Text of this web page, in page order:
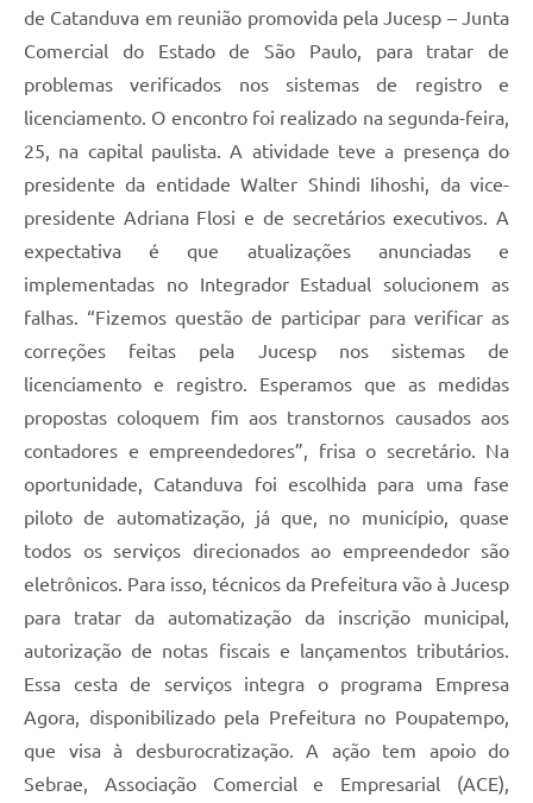
de Catanduva em reunião promovida pela Jucesp – Junta
Comercial do Estado de São Paulo, para tratar de
problemas verificados nos sistemas de registro e
licenciamento. O encontro foi realizado na segunda-feira,
25, na capital paulista. A atividade teve a presença do
presidente da entidade Walter Shindi Iihoshi, da vice-
presidente Adriana Flosi e de secretários executivos. A
expectativa é que atualizações anunciadas e
implementadas no Integrador Estadual solucionem as
falhas. “Fizemos questão de participar para verificar as
correções feitas pela Jucesp nos sistemas de
licenciamento e registro. Esperamos que as medidas
propostas coloquem fim aos transtornos causados aos
contadores e empreendedores”, frisa o secretário. Na
oportunidade, Catanduva foi escolhida para uma fase
piloto de automatização, já que, no município, quase
todos os serviços direcionados ao empreendedor são
eletrônicos. Para isso, técnicos da Prefeitura vão à Jucesp
para tratar da automatização da inscrição municipal,
autorização de notas fiscais e lançamentos tributários.
Essa cesta de serviços integra o programa Empresa
Agora, disponibilizado pela Prefeitura no Poupatempo,
que visa à desburocratização. A ação tem apoio do
Sebrae, Associação Comercial e Empresarial (ACE),